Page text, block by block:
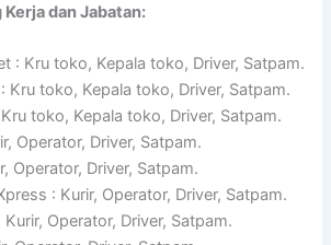
dan Jabatan:
: Kru toko, Kepala toko, Driver, Satpam.
Kru toko, Kepala toko, Driver, Satpam.
toko, Kepala toko, Driver, Satpam.
Operator, Driver, Satpam.
Operator, Driver, Satpam.
: Kurir, Operator, Driver, Satpam.
Kurir, Operator, Driver, Satpam.